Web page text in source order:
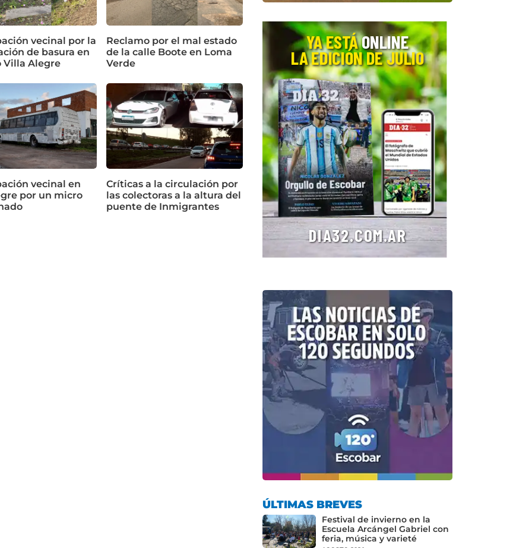
vecinal por la
de basura en
Villa Alegre
Reclamo por el mal estado
de la calle Boote en Loma
Verde
vecinal en
por un micro
Críticas a la circulación por
las colectoras a la altura del
puente de Inmigrantes
ÚLTIMAS BREVES
Festival de invierno en la
Escuela Arcángel Gabriel con
feria, música y varieté